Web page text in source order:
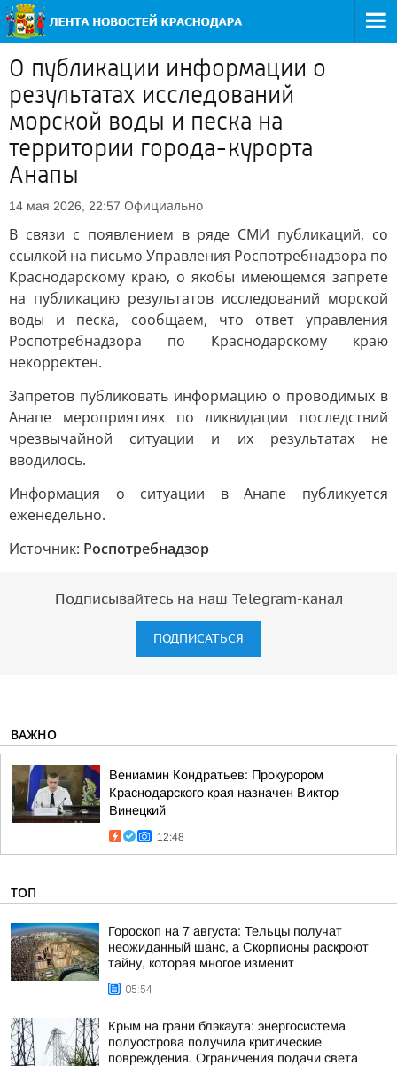
О публикации информации о
результатах исследований
морской воды и песка на
территории города-курорта
Анапы
14 мая 2026, 22:57 Официально
В связи с появлением в ряде СМИ публикаций, со
ссылкой на письмо Управления Роспотребнадзора по
Краснодарскому краю, о якобы имеющемся запрете
на публикацию результатов исследований морской
воды и песка, сообщаем, что ответ управления
Роспотребнадзора по Краснодарскому краю
некорректен.
Запретов публиковать информацию о проводимых в
Анапе мероприятиях по ликвидации последствий
чрезвычайной ситуации и их результатах не
вводилось.
Информация о ситуации в Анапе публикуется
еженедельно.
Источник: Роспотребнадзор
Подписывайтесь на наш Telegram-канал
ПОДПИСАТЬСЯ
ВАЖНО
Вениамин Кондратьев: Прокурором
Краснодарского края назначен Виктор
Винецкий
12:48
ТОП
Гороскоп на 7 августа: Тельцы получат
неожиданный шанс, а Скорпионы раскроют
тайну, которая многое изменит
05:54
Крым на грани блэкаута: энергосистема
полуострова получила критические
повреждения. Ограничения подачи света